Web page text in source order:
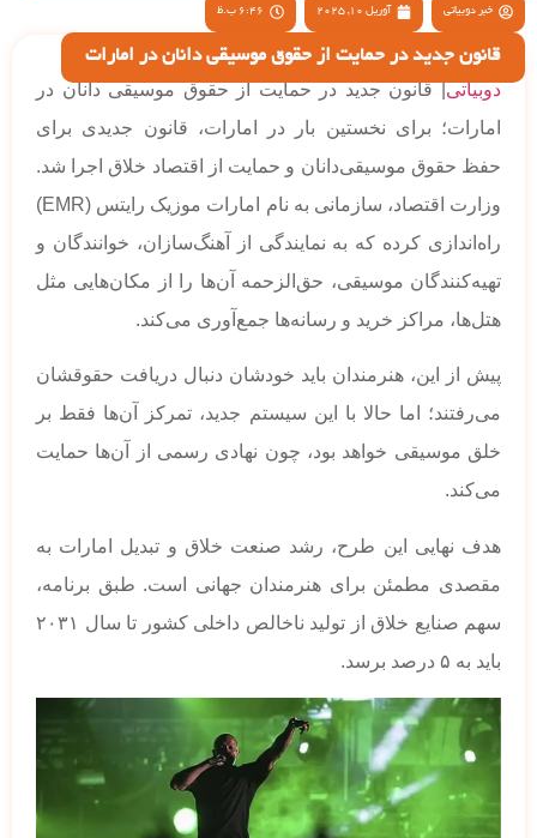
خبر دوبیاتی آوریل 10, 2025 6:46 ب.ظ
قانون جدید در حمایت از حقوق موسیقی دانان در امارات
دوبیاتی| قانون جدید در حمایت از حقوق موسیقی دانان در
امارات؛ برای نخستین بار در امارات، قانون جدیدی برای
حفظ حقوق موسیقی‌دانان و حمایت از اقتصاد خلاق اجرا شد.
وزارت اقتصاد، سازمانی به نام امارات موزیک رایتس (EMR)
راه‌اندازی کرده که به نمایندگی از آهنگ‌سازان، خوانندگان و
تهیه‌کنندگان موسیقی، حق‌الزحمه آن‌ها را از مکان‌هایی مثل
هتل‌ها، مراکز خرید و رسانه‌ها جمع‌آوری می‌کند.
پیش از این، هنرمندان باید خودشان دنبال دریافت حقوقشان
می‌رفتند؛ اما حالا با این سیستم جدید، تمرکز آن‌ها فقط بر
خلق موسیقی خواهد بود، چون نهادی رسمی از آن‌ها حمایت
می‌کند.
هدف نهایی این طرح، رشد صنعت خلاق و تبدیل امارات به
مقصدی مطمئن برای هنرمندان جهانی است. طبق برنامه،
سهم صنایع خلاق از تولید ناخالص داخلی کشور تا سال ۲۰۳۱
باید به ۵ درصد برسد.